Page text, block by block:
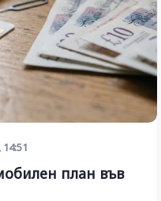
14:51
план във